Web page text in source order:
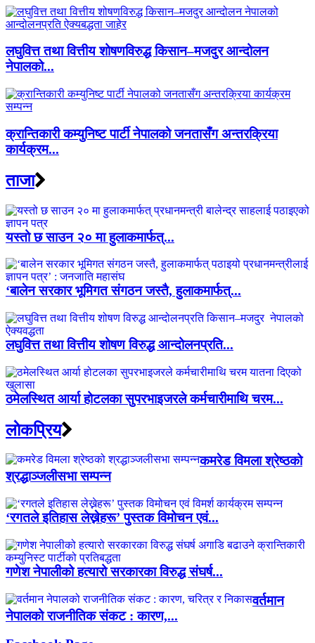
लघुवित्त तथा वित्तीय शोषणविरुद्ध किसान–मजदुर आन्दोलन
नेपालको...
क्रान्तिकारी कम्युनिष्ट पार्टी नेपालको जनतासँग अन्तरक्रिया
कार्यक्रम...
ताजा
यस्तो छ साउन २० मा हुलाकमार्फत्...
‘बालेन सरकार भूमिगत संगठन जस्तै, हुलाकमार्फत्...
लघुवित्त तथा वित्तीय शोषण विरुद्ध आन्दोलनप्रति...
ठमेलस्थित आर्या होटलका सुपरभाइजरले कर्मचारीमाथि चरम...
लाेकप्रिय
कमरेड विमला श्रेष्ठको
श्रद्धाञ्जलीसभा सम्पन्न
‘रगतले इतिहास लेख्नेहरू’ पुस्तक विमोचन एवं...
गणेश नेपालीको हत्यारो सरकारका विरुद्ध संघर्ष...
वर्तमान
नेपालको राजनीतिक संकट : कारण,...